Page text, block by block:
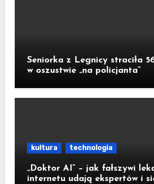
Seniorka z Legnicy straciła
w oszustwie „na policjanta”
kultura technologia
„Doktor AI” – jak fałszywi
internetu udają ekspertów i